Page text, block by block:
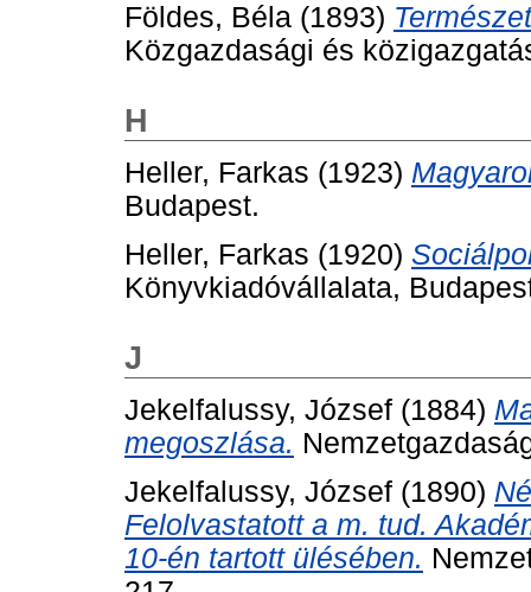
Földes, Béla (1893)
Közgazdasági és
H
Heller, Farkas (1923)
Budapest.
Heller, Farkas (1920)
Könyvkiadóvállalata,
J
Jekelfalussy, József (1884)
megoszlása.
Jekelfalussy, József (1890)
Felolvastatott a m. tud.
10-én tartott ülésében.